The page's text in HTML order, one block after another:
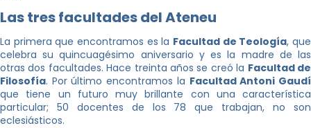
Las tres facultades del Ateneu
La primera que encontramos es la Facultad de Teología, que
celebra su quincuagésimo aniversario y es la madre de las
otras dos facultades. Hace treinta años se creó la Facultad de
Filosofía. Por último encontramos la Facultad Antoni Gaudí
que tiene un futuro muy brillante con una característica
particular; 50 docentes de los 78 que trabajan, no son
eclesiásticos.